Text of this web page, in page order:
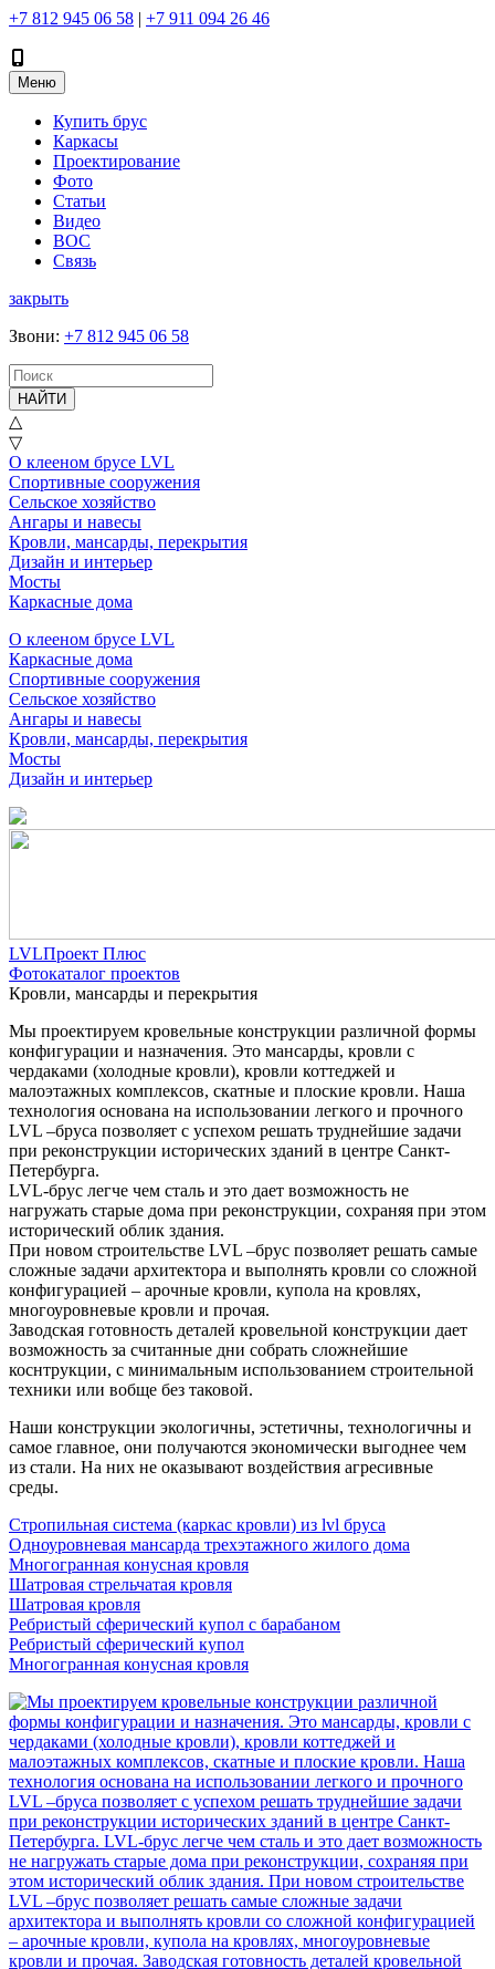
+7 812 945 06 58 | +7 911 094 26 46
Меню
Купить брус
Каркасы
Проектирование
Фото
Статьи
Видео
ВОС
Связь
закрыть
Звони: +7 812 945 06 58
НАЙТИ
△
▽
О клееном брусе LVL
Спортивные сооружения
Сельское хозяйство
Ангары и навесы
Кровли, мансарды, перекрытия
Дизайн и интерьер
Мосты
Каркасные дома
О клееном брусе LVL
Каркасные дома
Спортивные сооружения
Сельское хозяйство
Ангары и навесы
Кровли, мансарды, перекрытия
Мосты
Дизайн и интерьер
LVLПроект Плюс
Фотокаталог проектов
Кровли, мансарды и перекрытия
Мы проектируем кровельные конструкции различной формы
конфигурации и назначения. Это мансарды, кровли с
чердаками (холодные кровли), кровли коттеджей и
малоэтажных комплексов, скатные и плоские кровли. Наша
технология основана на использовании легкого и прочного
LVL –бруса позволяет с успехом решать труднейшие задачи
при реконструкции исторических зданий в центре Санкт-
Петербурга.
LVL-брус легче чем сталь и это дает возможность не
нагружать старые дома при реконструкции, сохраняя при этом
исторический облик здания.
При новом строительстве LVL –брус позволяет решать самые
сложные задачи архитектора и выполнять кровли со сложной
конфигурацией – арочные кровли, купола на кровлях,
многоуровневые кровли и прочая.
Заводская готовность деталей кровельной конструкции дает
возможность за считанные дни собрать сложнейшие
коснтрукции, с минимальным использованием строительной
техники или вобще без таковой.
Наши конструкции экологичны, эстетичны, технологичны и
самое главное, они получаются экономически выгоднее чем
из стали. На них не оказывают воздействия агресивные
среды.
Стропильная система (каркас кровли) из lvl бруса
Одноуровневая мансарда трехэтажного жилого дома
Многогранная конусная кровля
Шатровая стрельчатая кровля
Шатровая кровля
Ребристый сферический купол с барабаном
Ребристый сферический купол
Многогранная конусная кровля